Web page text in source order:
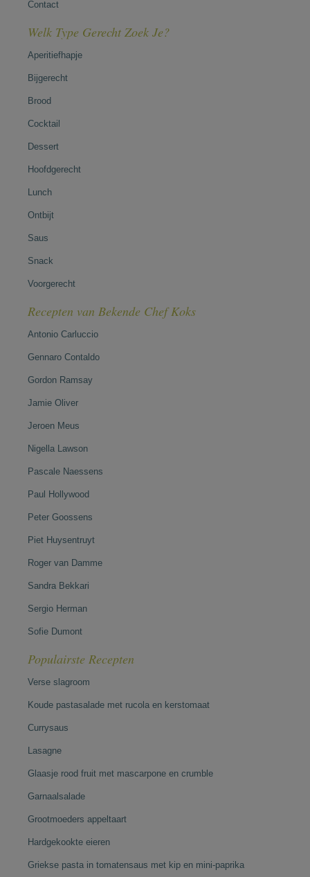
Contact
Welk Type Gerecht Zoek Je?
Aperitiefhapje
Bijgerecht
Brood
Cocktail
Dessert
Hoofdgerecht
Lunch
Ontbijt
Saus
Snack
Voorgerecht
Recepten van Bekende Chef Koks
Antonio Carluccio
Gennaro Contaldo
Gordon Ramsay
Jamie Oliver
Jeroen Meus
Nigella Lawson
Pascale Naessens
Paul Hollywood
Peter Goossens
Piet Huysentruyt
Roger van Damme
Sandra Bekkari
Sergio Herman
Sofie Dumont
Populairste Recepten
Verse slagroom
Koude pastasalade met rucola en kerstomaat
Currysaus
Lasagne
Glaasje rood fruit met mascarpone en crumble
Garnaalsalade
Grootmoeders appeltaart
Hardgekookte eieren
Griekse pasta in tomatensaus met kip en mini-paprika